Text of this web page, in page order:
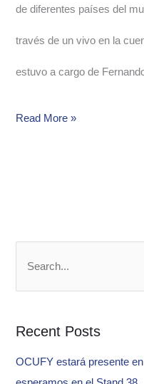
de diferentes países del
través de un vivo en la
estuvo a cargo de
Read More »
e
r
Recent Posts
OCUFY estará presente